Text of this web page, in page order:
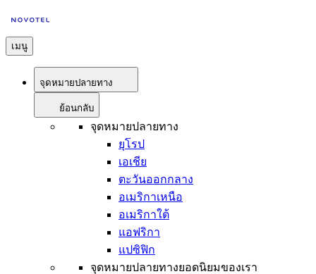
เมนู
จุดหมายปลายทาง
ย้อนกลับ
จุดหมายปลายทาง
ยุโรป
เอเชีย
ตะวันออกกลาง
อเมริกาเหนือ
อเมริกาใต้
แอฟริกา
แปซิฟิก
จุดหมายปลายทางยอดนิยมของเรา